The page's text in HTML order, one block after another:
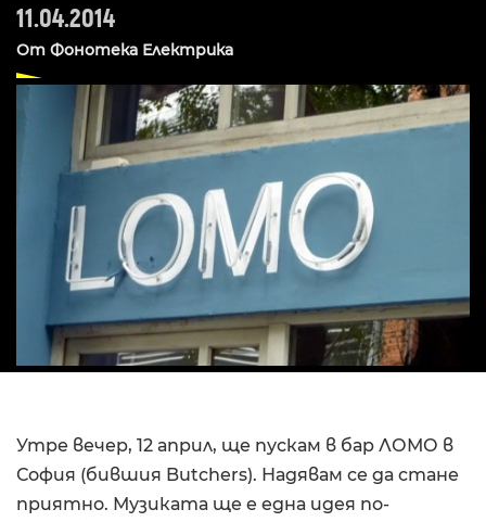
11.04.2014
От Фонотека Електрика
Утре вечер, 12 април, ще пускам в бар ЛОМО в
София (бившия Butchers). Надявам се да стане
приятно. Музиката ще е една идея по-